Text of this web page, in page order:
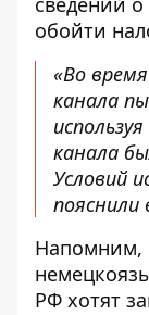
обойти
«Во
канала
канала
Условий
пояснили
Напомним,
РФ хотят